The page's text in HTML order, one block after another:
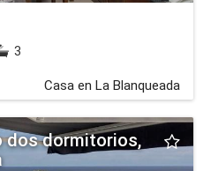
3
Casa en La Blanqueada
dos dormitorios,